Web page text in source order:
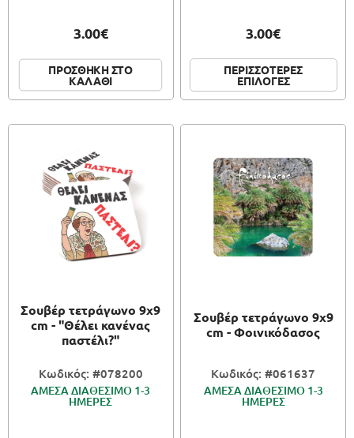
3.00€
ΠΡΟΣΘΗΚΗ ΣΤΟ
ΚΑΛΑΘΙ
3.00€
ΠΕΡΙΣΣΟΤΕΡΕΣ
ΕΠΙΛΟΓΕΣ
Σουβέρ τετράγωνο 9x9
cm - "Θέλει κανένας
παστέλι?"
Κωδικός: #078200
ΑΜΕΣΑ ΔΙΑΘΕΣΙΜΟ 1-3
ΗΜΕΡΕΣ
Σουβέρ τετράγωνο 9x9
cm - Φοινικόδασος
Κωδικός: #061637
ΑΜΕΣΑ ΔΙΑΘΕΣΙΜΟ 1-3
ΗΜΕΡΕΣ